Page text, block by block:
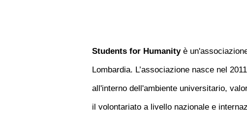
Students for Humanity è
Lombardia. L’associazione nasce nel
all'interno dell'ambiente universitario,
il volontariato a livello nazionale e